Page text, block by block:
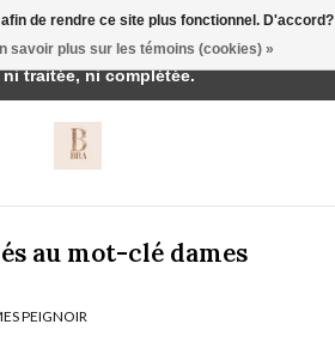
au mot-clé dames
PEIGNOIR
de rendre ce site plus fonctionnel. D'accord?
savoir plus sur les témoins (cookies) »
Toute commande passée
ni traitée, ni complétée.